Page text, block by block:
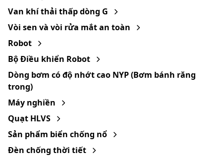
Van khí thải thấp dòng G
Vòi sen và vòi rửa mắt an toàn
Robot
Bộ Điều khiển Robot
Dòng bơm có độ nhớt cao NYP (Bơm bánh răng
trong)
Máy nghiền
Quạt HLVS
Sản phẩm biển chống nổ
Đèn chống thời tiết